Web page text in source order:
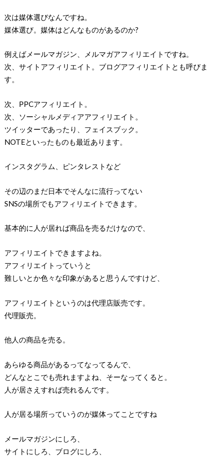
次は媒体選びなんですね。
媒体選び。媒体はどんなものがあるのか?
例えばメールマガジン、メルマガアフィリエイトですね。
次、サイトアフィリエイト。ブログアフィリエイトとも呼びま
す。
次、PPCアフィリエイト。
次、ソーシャルメディアアフィリエイト。
ツイッターであったり、フェイスブック。
NOTEといったものも最近あります。
インスタグラム、ピンタレストなど
その辺のまだ日本でそんなに流行ってない
SNSの場所でもアフィリエイトできます。
基本的に人が居れば商品を売るだけなので、
アフィリエイトできますよね。
アフィリエイトっていうと
難しいとか色々な印象があると思うんですけど、
アフィリエイトというのは代理店販売です。
代理販売。
他人の商品を売る。
あらゆる商品があるってなってるんで、
どんなとこでも売れますよね、そーなってくると。
人が居さえすれば売れるんです。
人が居る場所っていうのが媒体ってことですね
メールマガジンにしろ、
サイトにしろ、ブログにしろ、